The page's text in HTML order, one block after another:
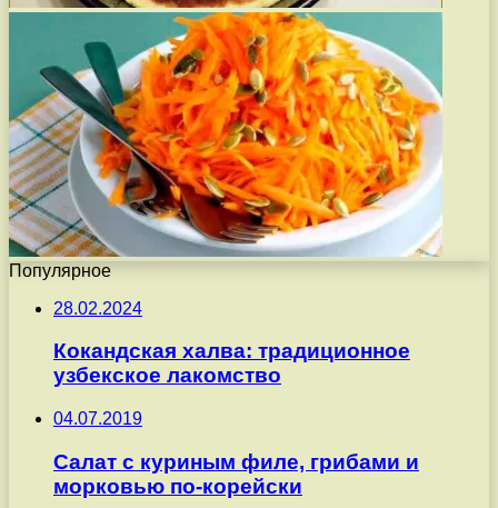
Популярное
28.02.2024
Кокандская халва: традиционное
узбекское лакомство
04.07.2019
Салат с куриным филе, грибами и
морковью по-корейски